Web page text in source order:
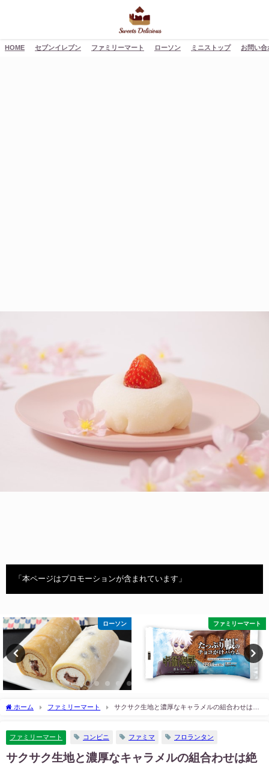
HOME セブンイレブン ファミリーマート ローソン ミニストップ お問い合
「本ページはプロモーションが含まれています」
ローソン ファミリーマート
ホーム ファミリーマート
サクサク生地と濃厚なキャラメルの組合わせは絶
ファミリーマート コンビニ ファミマ フロランタン
サクサク生地と濃厚なキャラメルの組合わせは絶